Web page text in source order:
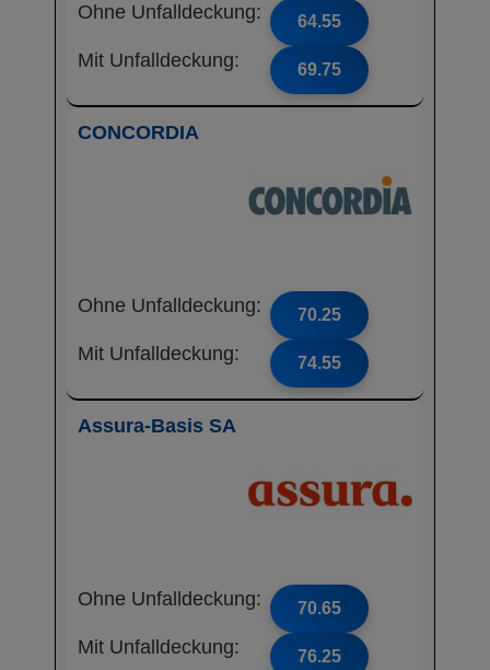
Ohne Unfalldeckung: 64.55
Mit Unfalldeckung: 69.75
CONCORDIA
Ohne Unfalldeckung: 70.25
Mit Unfalldeckung: 74.55
Assura-Basis SA
Ohne Unfalldeckung: 70.65
Mit Unfalldeckung: 76.25